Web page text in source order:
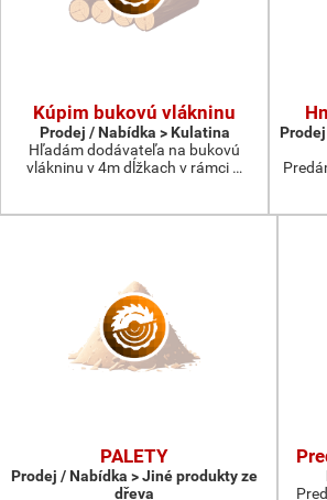
Kúpim bukovú vlákninu
Prodej / Nabídka > Kulatina
Hľadám dodávateľa na bukovú
vlákninu v 4m dĺžkach v rámci …
PALETY
Prodej / Nabídka > Jiné produkty ze
dřeva